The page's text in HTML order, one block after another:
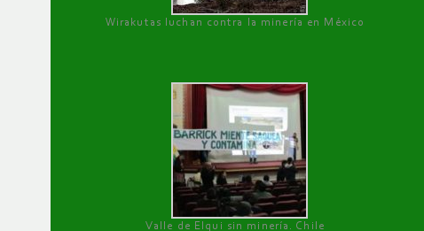
Wirakutas luchan contra la minería en México
Valle de Elqui sin minería. Chile